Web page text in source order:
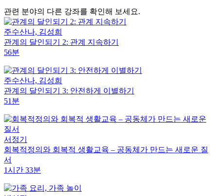
관련 분야의 다른 강좌를 확인해 보세요.
주수산나, 김성희
관계의 달인되기 2: 관계 지속하기
56분
주수산나, 김성희
관계의 달인되기 3: 안전하게 이별하기
51분
서정기
회복적정의와 회복적 생활교육 – 공동체가 만드는 새로운 질
서
1시간 33분